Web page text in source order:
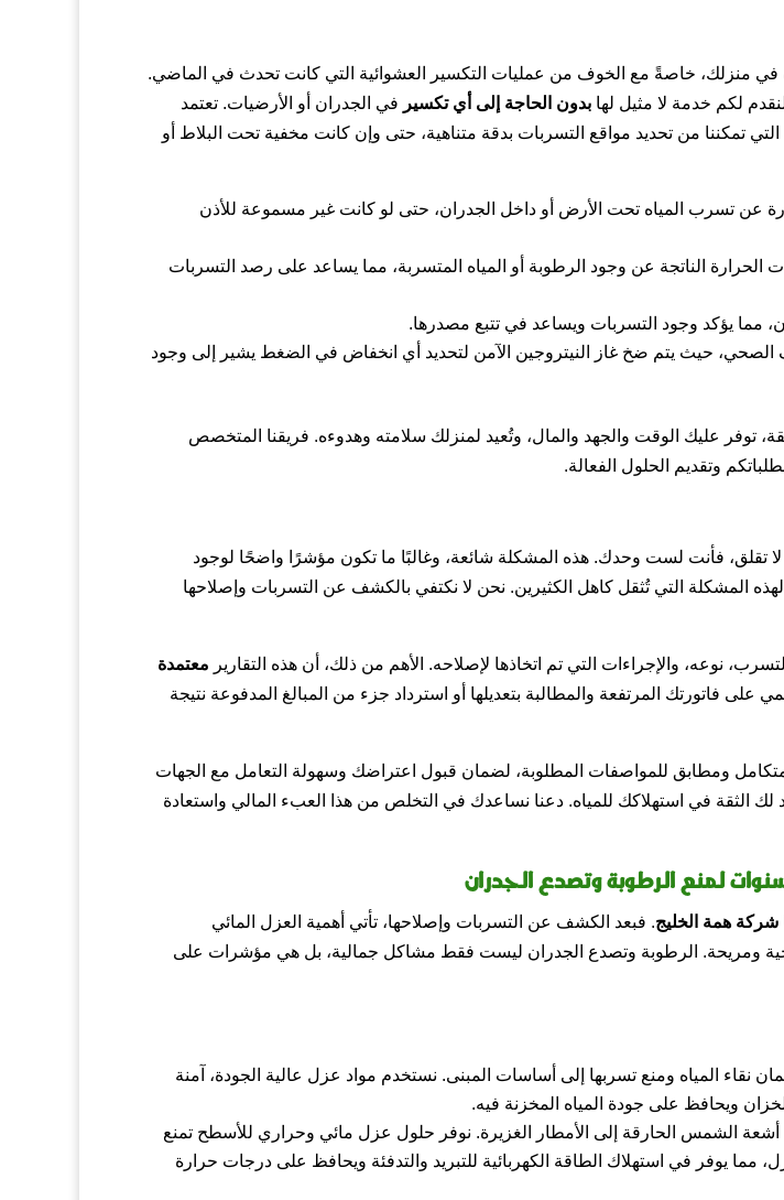
في منزلك، خاصةً مع الخوف من عمليات التكسير العشوائية التي كانت تحدث في الماضي.
لكم خدمة لا مثيل لها بدون الحاجة إلى أي تكسير في الجدران أو الأرضيات. تعتمد
التي تمكننا من تحديد مواقع التسربات بدقة متناهية، حتى وإن كانت مخفية تحت البلاط أو
عن تسرب المياه تحت الأرض أو داخل الجدران، حتى لو كانت غير مسموعة للأذن
الناتجة عن وجود الرطوبة أو المياه المتسربة، مما يساعد على رصد التسربات
مما يؤكد وجود التسربات ويساعد في تتبع مصدرها.
حيث يتم ضخ غاز النيتروجين الآمن لتحديد أي انخفاض في الضغط يشير إلى وجود
توفر عليك الوقت والجهد والمال، وتُعيد لمنزلك سلامته وهدوءه. فريقنا المتخصص
وتقديم الحلول الفعالة.
تقلق، فأنت لست وحدك. هذه المشكلة شائعة، وغالبًا ما تكون مؤشرًا واضحًا لوجود
المشكلة التي تُثقل كاهل الكثيرين. نحن لا نكتفي بالكشف عن التسربات وإصلاحها
نوعه، والإجراءات التي تم اتخاذها لإصلاحه. الأهم من ذلك، أن هذه التقارير معتمدة
على فاتورتك المرتفعة والمطالبة بتعديلها أو استرداد جزء من المبالغ المدفوعة نتيجة
ومطابق للمواصفات المطلوبة، لضمان قبول اعتراضك وسهولة التعامل مع الجهات
لك الثقة في استهلاكك للمياه. دعنا نساعدك في التخلص من هذا العبء المالي واستعادة
لمنع الرطوبة وتصدع الجدران
شركة همة الخليج. فبعد الكشف عن التسربات وإصلاحها، تأتي أهمية العزل المائي
ومريحة. الرطوبة وتصدع الجدران ليست فقط مشاكل جمالية، بل هي مؤشرات على
نقاء المياه ومنع تسربها إلى أساسات المبنى. نستخدم مواد عزل عالية الجودة، آمنة
ويحافظ على جودة المياه المخزنة فيه.
أشعة الشمس الحارقة إلى الأمطار الغزيرة. نوفر حلول عزل مائي وحراري للأسطح تمنع
مما يوفر في استهلاك الطاقة الكهربائية للتبريد والتدفئة ويحافظ على درجات حرارة